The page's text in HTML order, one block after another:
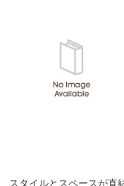
スタイルとスペースが直